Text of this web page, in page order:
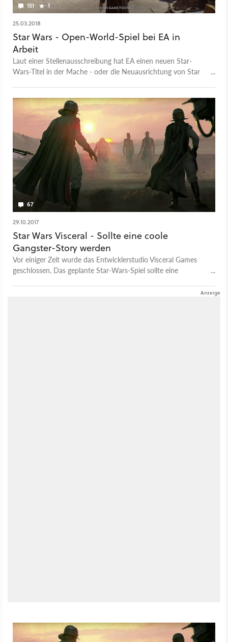
151 1
25.03.2018
Star Wars - Open-World-Spiel bei EA in
Arbeit
Laut einer Stellenausschreibung hat EA einen neuen Star-
Wars-Titel in der Mache - oder die Neuausrichtung von Star
67
29.10.2017
Star Wars Visceral - Sollte eine coole
Gangster-Story werden
Vor einiger Zeit wurde das Entwicklerstudio Visceral Games
geschlossen. Das geplante Star-Wars-Spiel sollte eine